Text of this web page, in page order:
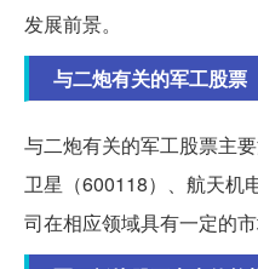
发展前景。
与二炮有关的军工股票
与二炮有关的军工股票主
卫星（600118）、航天机
司在相应领域具有一定的市